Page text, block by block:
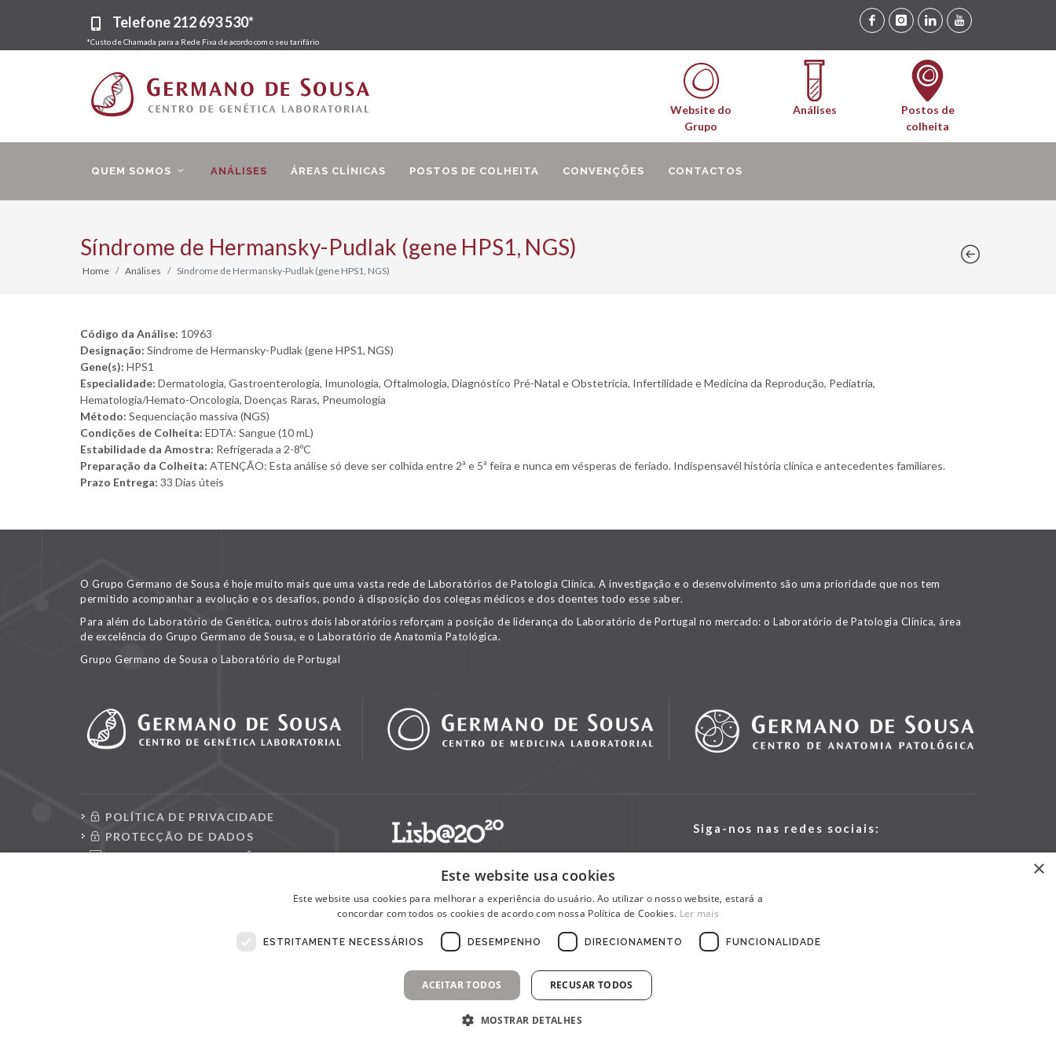
Telefone212 693 530*
*Custo de Chamada para a Rede Fixa de acordo com o seu tarifário
Website do
Grupo
Análises
Postos de
colheita
QUEM SOMOS ANÁLISES ÁREAS CLÍNICAS POSTOS DE COLHEITA CONVENÇÕES CONTACTOS
Síndrome de Hermansky-Pudlak (gene HPS1, NGS)
Home Análises Síndrome de Hermansky-Pudlak (gene HPS1, NGS)
Código da Análise: 10963
Designação: Síndrome de Hermansky-Pudlak (gene HPS1, NGS)
Gene(s): HPS1
Especialidade: Dermatologia, Gastroenterologia, Imunologia, Oftalmologia, Diagnóstico Pré-Natal e Obstetrícia, Infertilidade e Medicina da Reprodução, Pediatria,
Hematologia/Hemato-Oncologia, Doenças Raras, Pneumologia
Método: Sequenciação massiva (NGS)
Condições de Colheita: EDTA: Sangue (10 mL)
Estabilidade da Amostra: Refrigerada a 2-8ºC
Preparação da Colheita: ATENÇÃO: Esta análise só deve ser colhida entre 2ª e 5ª feira e nunca em vésperas de feriado. Indispensavél história clínica e antecedentes familiares.
Prazo Entrega: 33 Dias úteis
O Grupo Germano de Sousa é hoje muito mais que uma vasta rede de Laboratórios de Patologia Clínica. A investigação e o desenvolvimento são uma prioridade que nos tem
permitido acompanhar a evolução e os desafios, pondo à disposição dos colegas médicos e dos doentes todo esse saber.
Para além do Laboratório de Genética, outros dois laboratórios reforçam a posição de liderança do Laboratório de Portugal no mercado: o Laboratório de Patologia Clínica, área
de excelência do Grupo Germano de Sousa, e o Laboratório de Anatomia Patológica.
Grupo Germano de Sousa o Laboratório de Portugal
POLÍTICA DE PRIVACIDADE
PROTECÇÃO DE DADOS
CONSULTAR REQUISIÇÕES
Siga-nos nas redes sociais:
×
Este website usa cookies
Este website usa cookies para melhorar a experiência do usuário. Ao utilizar o nosso website, estará a
concordar com todos os cookies de acordo com nossa Política de Cookies. Ler mais
ESTRITAMENTE NECESSÁRIOS DESEMPENHO DIRECIONAMENTO FUNCIONALIDADE
ACEITAR TODOS RECUSAR TODOS
MOSTRAR DETALHES